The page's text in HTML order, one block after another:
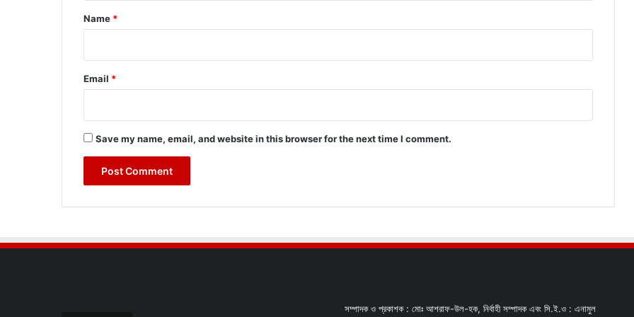
*
Name *
Email *
Save my name, email, and website in this browser for the next time I comment.
সম্পাদক ও প্রকাশক : মোঃ আশরাফ-উল-হক, নির্বাহী সম্পাদক এবং সি.ই.ও : এনামুল